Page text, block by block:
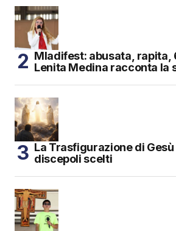
Mladifest: abusata,
Lenita Medina racconta la
La Trasfigurazione di
discepoli scelti